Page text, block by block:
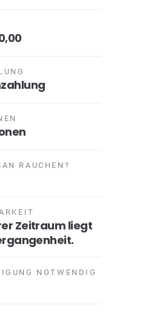
RAUCHEN?
Zeitraum liegt
NOTWENDIG